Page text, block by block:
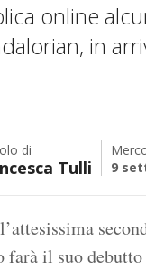
online
in
di
Tulli
9
il suo